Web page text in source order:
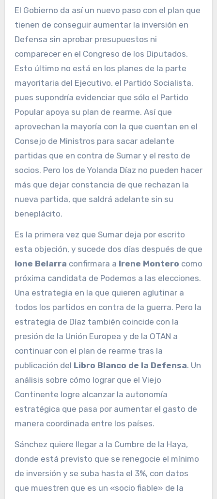
El Gobierno da así un nuevo paso con el plan que
tienen de conseguir aumentar la inversión en
Defensa sin aprobar presupuestos ni
comparecer en el Congreso de los Diputados.
Esto último no está en los planes de la parte
mayoritaria del Ejecutivo, el Partido Socialista,
pues supondría evidenciar que sólo el Partido
Popular apoya su plan de rearme. Así que
aprovechan la mayoría con la que cuentan en el
Consejo de Ministros para sacar adelante
partidas que en contra de Sumar y el resto de
socios. Pero los de Yolanda Díaz no pueden hacer
más que dejar constancia de que rechazan la
nueva partida, que saldrá adelante sin su
beneplácito.
Es la primera vez que Sumar deja por escrito
esta objeción, y sucede dos días después de que
Ione Belarra confirmara a Irene Montero como
próxima candidata de Podemos a las elecciones.
Una estrategia en la que quieren aglutinar a
todos los partidos en contra de la guerra. Pero la
estrategia de Díaz también coincide con la
presión de la Unión Europea y de la OTAN a
continuar con el plan de rearme tras la
publicación del Libro Blanco de la Defensa. Un
análisis sobre cómo lograr que el Viejo
Continente logre alcanzar la autonomía
estratégica que pasa por aumentar el gasto de
manera coordinada entre los países.
Sánchez quiere llegar a la Cumbre de la Haya,
donde está previsto que se renegocie el mínimo
de inversión y se suba hasta el 3%, con datos
que muestren que es un «socio fiable» de la